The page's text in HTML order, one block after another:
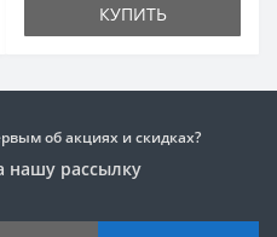
КУПИТЬ
об акциях и скидках?
нашу рассылку